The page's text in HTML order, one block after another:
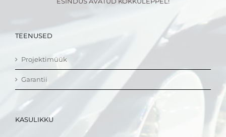
TEENUSED
Projektimüük
Garantii
KASULIKKU